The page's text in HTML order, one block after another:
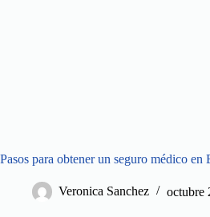
Pasos para obtener un seguro médico
Veronica Sanchez octubre